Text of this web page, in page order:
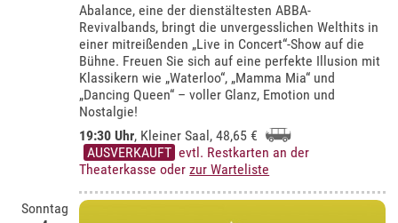
Abalance, eine der dienstältesten ABBA-
Revivalbands, bringt die unvergesslichen Welthits in
einer mitreißenden „Live in Concert“-Show auf die
Bühne. Freuen Sie sich auf eine perfekte Illusion mit
Klassikern wie „Waterloo“, „Mamma Mia“ und
„Dancing Queen“ – voller Glanz, Emotion und
Nostalgie!
19:30 Uhr, Kleiner Saal, 48,65 €
AUSVERKAUFT evtl. Restkarten an der
Theaterkasse oderzur Warteliste
Sonntag